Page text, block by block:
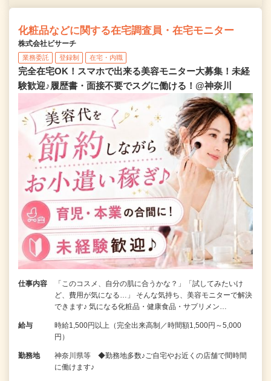
化粧品などに関する在宅調査員・在宅モニター
株式会社ビサーチ
業務委託 登録制 在宅・内職
完全在宅OK！スマホで出来る美容モニター大募集！未経
験歓迎♪履歴書・面接不要でスグに働ける！@神奈川
仕事内容
「このコスメ、自分の肌に合うかな？」「試してみたいけ
ど、費用が気になる…」 そんな気持ち、美容モニターで解決
できます♪ 気になる化粧品・健康食品・サプリメン…
給与
時給1,500円以上（完全出来高制／時間額1,500円～5,000
円）
勤務地
神奈川県等 ◆勤務地多数♪ご自宅やお近くの店舗で間時間
に働けます♪